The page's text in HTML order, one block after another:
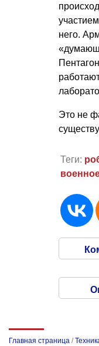
него.
Это не
Теги:
Главная страница /